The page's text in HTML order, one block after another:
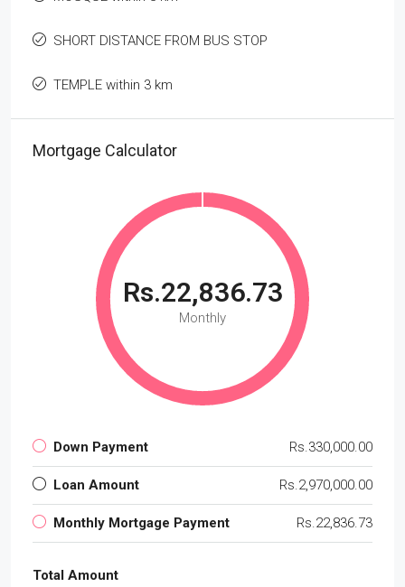
SHORT DISTANCE FROM BUS STOP
TEMPLE within 3 km
Mortgage Calculator
Rs.22,836.73
Monthly
Down Payment Rs.330,000.00
Loan Amount Rs.2,970,000.00
Monthly Mortgage Payment Rs.22,836.73
Total Amount